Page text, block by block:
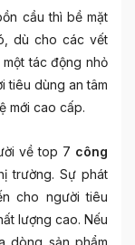
cầu thì bề mặt
dù cho các vết
tác động nhỏ
tiêu dùng an tâm
mới cao cấp.
về top 7 công
trường. Sự phát
cho người tiêu
lượng cao. Nếu
dòng sản phẩm